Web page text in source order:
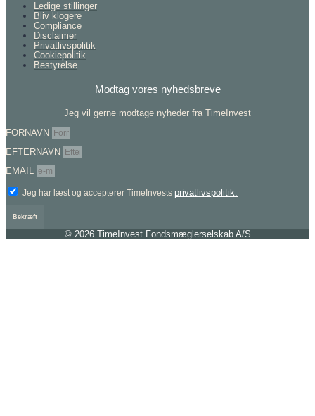
Ledige stillinger
Bliv klogere
Compliance
Disclaimer
Privatlivspolitik
Cookiepolitik
Bestyrelse
Modtag vores nyhedsbreve
Jeg vil gerne modtage nyheder fra TimeInvest
FORNAVN
EFTERNAVN
EMAIL
Jeg har læst og accepterer TimeInvests privatlivspolitik.
Bekræft
© 2026 TimeInvest Fondsmæglerselskab A/S